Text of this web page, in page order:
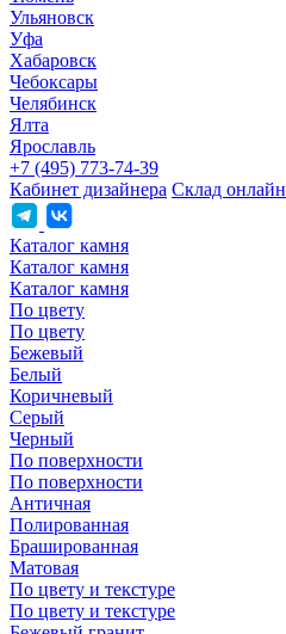
Ульяновск
Уфа
Хабаровск
Чебоксары
Челябинск
Ялта
Ярославль
+7 (495) 773-74-39
Кабинет дизайнера Склад онлайн
Каталог камня
Каталог камня
Каталог камня
По цвету
По цвету
Бежевый
Белый
Коричневый
Серый
Черный
По поверхности
По поверхности
Античная
Полированная
Брашированная
Матовая
По цвету и текстуре
По цвету и текстуре